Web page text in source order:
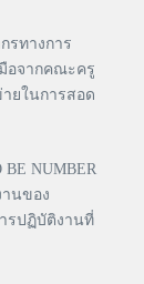
รทางการ
อจากคณะครู
ยในการสอด
NUMBER
นของ
รปฏิบัติงานที่